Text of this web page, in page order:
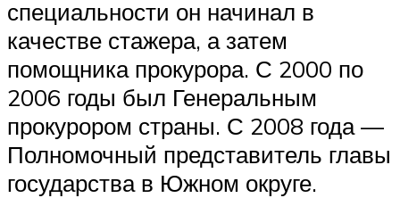
специальности он начинал в
качестве стажера, а затем
помощника прокурора. С 2000 по
2006 годы был Генеральным
прокурором страны. С 2008 года —
Полномочный представитель главы
государства в Южном округе.